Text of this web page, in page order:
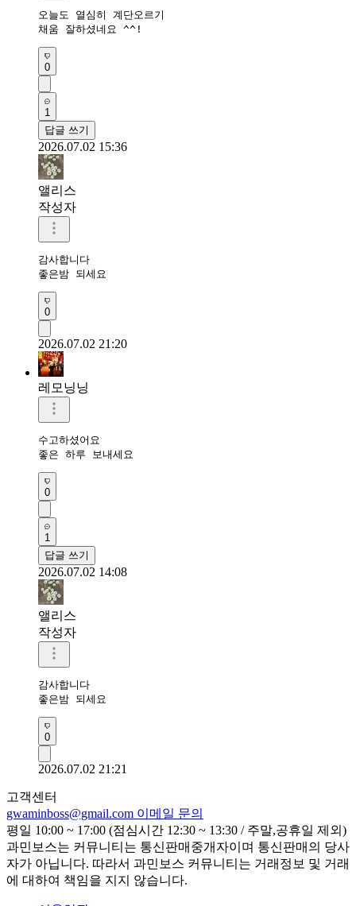
오늘도 열심히 계단오르기
채움 잘하셨네요 ^^!
0
1
답글 쓰기
2026.07.02 15:36
앨리스
작성자
감사합니다
좋은밤 되세요
0
2026.07.02 21:20
레모닝닝
수고하셨어요
좋은 하루 보내세요
0
1
답글 쓰기
2026.07.02 14:08
앨리스
작성자
감사합니다
좋은밤 되세요
0
2026.07.02 21:21
고객센터
gwaminboss@gmail.com 이메일 문의
평일 10:00 ~ 17:00 (점심시간 12:30 ~ 13:30 / 주말,공휴일 제외)
과민보스는 커뮤니티는 통신판매중개자이며 통신판매의 당사
자가 아닙니다. 따라서 과민보스 커뮤니티는 거래정보 및 거래
에 대하여 책임을 지지 않습니다.